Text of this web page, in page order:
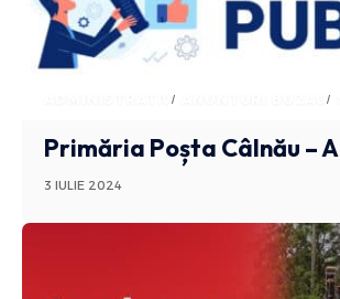
ADMINISTRATIV ANUNTURI BUZAU
Primăria Poșta Câlnău –
3 IULIE 2024